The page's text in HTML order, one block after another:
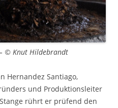
© Knut Hildebrandt
Hernandez Santiago,
und Produktionsleiter
rührt er prüfend den